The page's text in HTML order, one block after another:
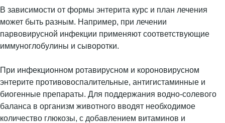
В зависимости от формы энтерита курс и план лечения
может быть разным. Например, при лечении
парвовирусной инфекции применяют соответствующие
иммуноглобулины и сыворотки.
При инфекционном ротавирусном и короновирусном
энтерите противовоспалительные, антигистаминные и
биогенные препараты. Для поддержания водно-солевого
баланса в организм животного вводят необходимое
количество глюкозы, с добавлением витаминов и